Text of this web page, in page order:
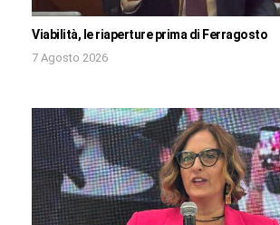
Viabilità, le riaperture prima di Ferragosto
7 Agosto 2026